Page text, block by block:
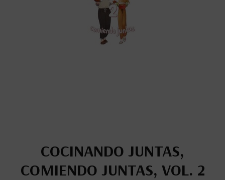
COCINANDO JUNTAS,
COMIENDO JUNTAS, VOL. 2